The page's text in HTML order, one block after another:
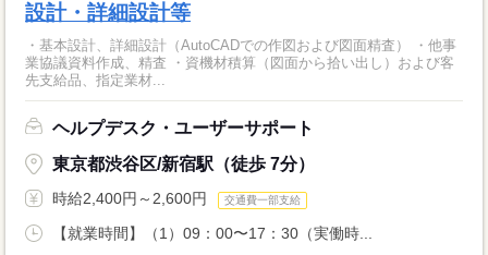
設計・詳細設計等
・基本設計、詳細設計（AutoCADでの作図および図面精査） ・他事
業協議資料作成、精査 ・資機材積算（図面から拾い出し）および客
先支給品、指定業材...
ヘルプデスク・ユーザーサポート
東京都渋谷区/新宿駅（徒歩 7分）
時給2,400円～2,600円 交通費一部支給
【就業時間】（1）09：00〜17：30（実働時...